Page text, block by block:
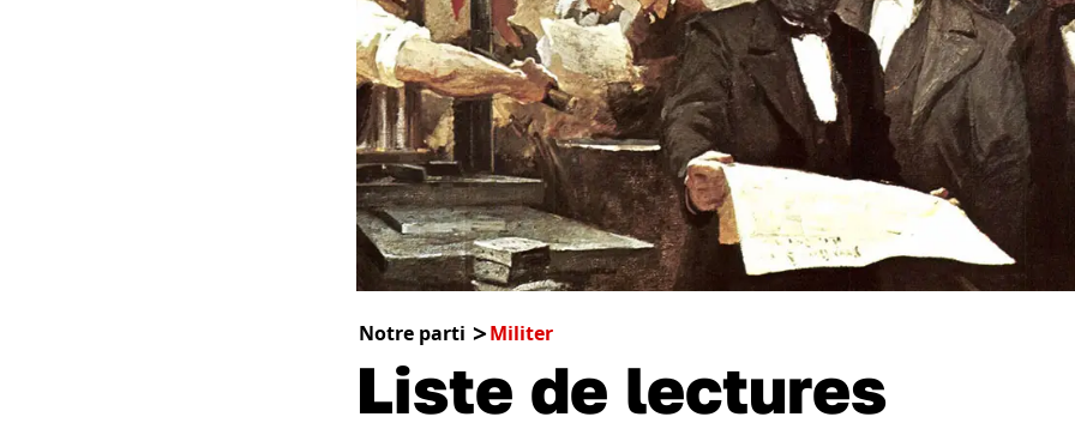
Notre parti Militer
Liste de lectures